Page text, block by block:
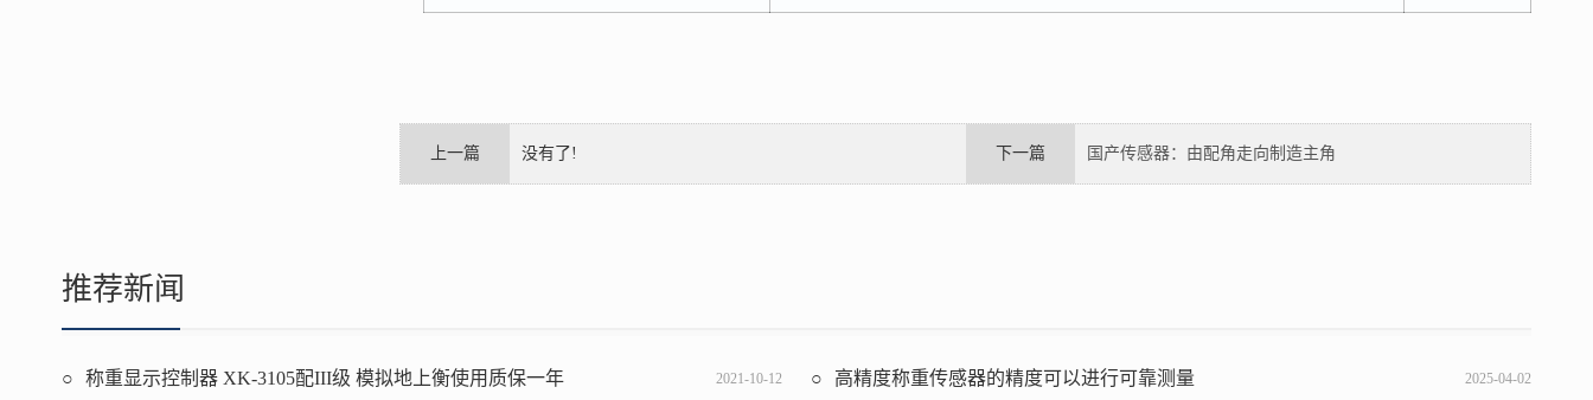
上一篇 没有了! 下一篇 国产传感器：由配角走向制造主角
推荐新闻
称重显示控制器 XK-3105配III级 模拟地上衡使用质保一年 2021-10-12 高精度称重传感器的精度可以进行可靠测量 2025-04-02